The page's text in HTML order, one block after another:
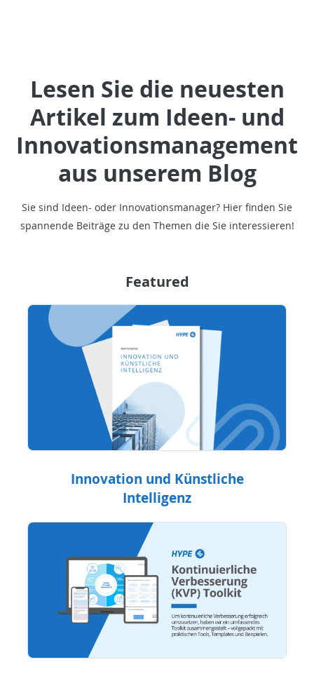
Lesen Sie die neuesten
Artikel zum Ideen- und
Innovationsmanagement
aus unserem Blog
Sie sind Ideen- oder Innovationsmanager? Hier finden Sie
spannende Beiträge zu den Themen die Sie interessieren!
Featured
Innovation und Künstliche
Intelligenz